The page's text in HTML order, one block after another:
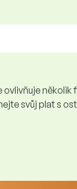
několik
svůj plat s